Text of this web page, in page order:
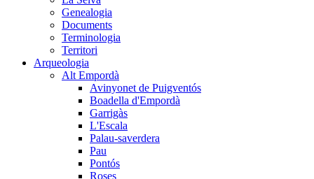
Genealogia
Documents
Terminologia
Territori
Arqueologia
Alt Empordà
Avinyonet de Puigventós
Boadella d'Empordà
Garrigàs
L'Escala
Palau-saverdera
Pau
Pontós
Roses